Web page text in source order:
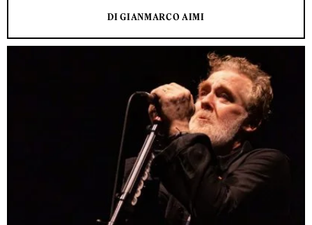
DI GIANMARCO AIMI